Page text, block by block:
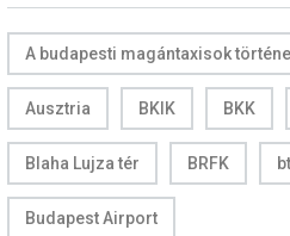
A budapesti magántaxisok
Ausztria BKIK BKK
Blaha Lujza tér BRFK
Budapest Airport